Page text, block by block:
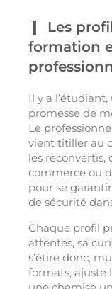
Les
formation
Il y a
promesse de
Le
vient titiller au
les reconvertis,
commerce ou
pour se
de sécurité
Chaque profil
attentes, sa
s’étire donc,
formats, ajuste